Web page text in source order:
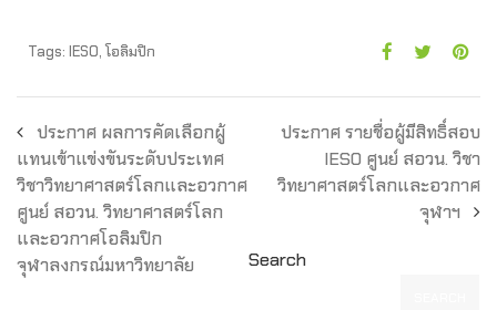
Tags: IESO,โอลิมปิก
ประกาศ ผลการคัดเลือกผู้
แทนเข้าแข่งขันระดับประเทศ
วิชาวิทยาศาสตร์โลกและอวกาศ
ศูนย์ สอวน. วิทยาศาสตร์โลก
และอวกาศโอลิมปิก
จุฬาลงกรณ์มหาวิทยาลัย
ประกาศ รายชื่อผู้มีสิทธิ์สอบ
IESO ศูนย์ สอวน. วิชา
วิทยาศาสตร์โลกและอวกาศ
จุฬาฯ
Search